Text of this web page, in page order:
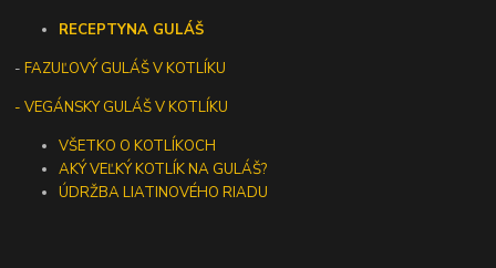
RECEPTYNA GULÁŠ
-FAZUĽOVÝ GULÁŠ V KOTLÍKU
- VEGÁNSKY GULÁŠ V KOTLÍKU
VŠETKO O KOTLÍKOCH
AKÝ VEĽKÝ KOTLÍK NA GULÁŠ?
ÚDRŽBA LIATINOVÉHO RIADU